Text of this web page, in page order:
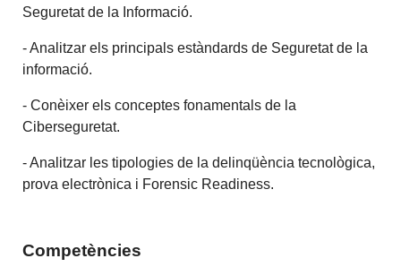
Seguretat de la Informació.
- Analitzar els principals estàndards de Seguretat de la
informació.
- Conèixer els conceptes fonamentals de la
Ciberseguretat.
- Analitzar les tipologies de la delinqüència tecnològica,
prova electrònica i Forensic Readiness.
Competències